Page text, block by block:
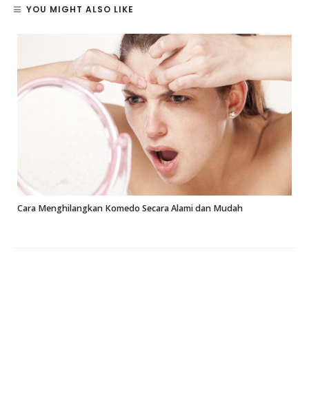
YOU MIGHT ALSO LIKE
Cara Menghilangkan Komedo Secara Alami dan Mudah